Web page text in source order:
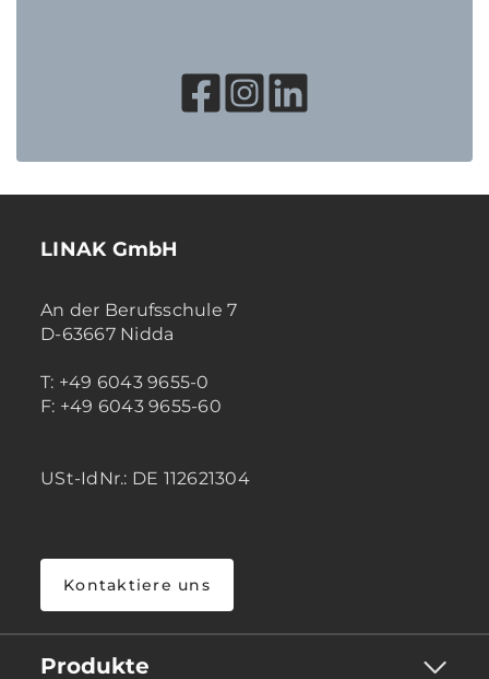
LINAK GmbH
An der Berufsschule 7
D-63667 Nidda
T: +49 6043 9655-0
F: +49 6043 9655-60
USt-IdNr.: DE 112621304
Kontaktiere uns
Produkte